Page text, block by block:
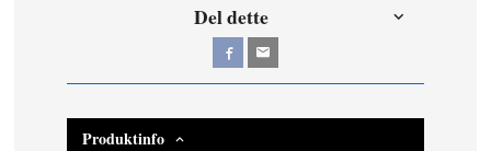
Del dette
Produktinfo